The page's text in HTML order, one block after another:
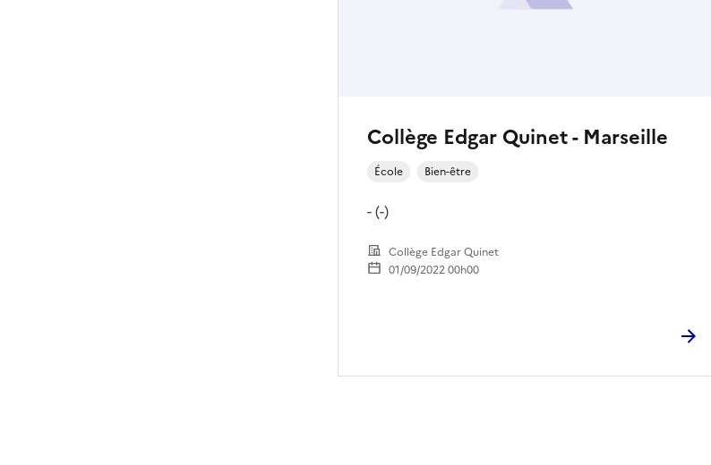
Collège Edgar Quinet - Marseille
École Bien-être
- (-)
Collège Edgar Quinet
01/09/2022 00h00